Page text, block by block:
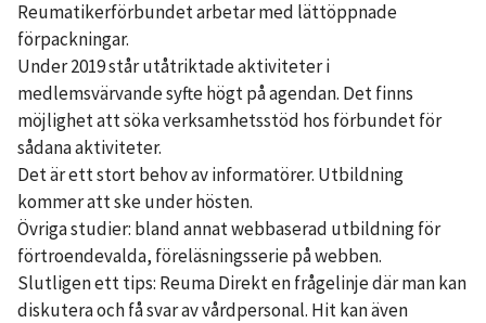
Reumatikerförbundet arbetar med lättöppnade
förpackningar.
Under 2019 står utåtriktade aktiviteter i
medlemsvärvande syfte högt på agendan. Det finns
möjlighet att söka verksamhetsstöd hos förbundet för
sådana aktiviteter.
Det är ett stort behov av informatörer. Utbildning
kommer att ske under hösten.
Övriga studier: bland annat webbaserad utbildning för
förtroendevalda, föreläsningsserie på webben.
Slutligen ett tips: Reuma Direkt en frågelinje där man kan
diskutera och få svar av vårdpersonal. Hit kan även